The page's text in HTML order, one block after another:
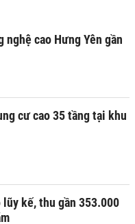
nghệ cao Hưng Yên gần
cư cao 35 tầng tại khu
lũy kế, thu gần 353.000